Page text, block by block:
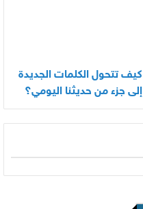
كيف تتحول الكلمات الجديدة
إلى جزء من حديثنا اليومي؟